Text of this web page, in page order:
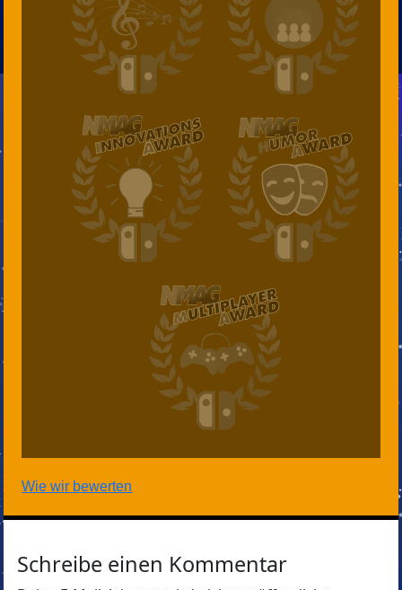
Wie wir bewerten
Schreibe einen Kommentar